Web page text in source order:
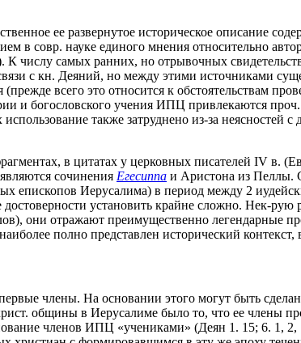
ее развернутое историческое описание
в совр. науке единого мнения относительно
К числу самых ранних, но отрывочных
с кн. Деяний, но между этими источниками
всего это относится к обстоятельствам
и богословского учения ИПЦ привлекаются
также затруднено из-за неясностей
в цитатах у церковных писателей IV в.
сочинения Егесиппа и Аристона из Пеллы.
епископов Иерусалима) в период между 2
достоверности установить крайне сложно. Нек-
они отражают преимущественно легендарные
полно представлен исторический
члены. На основании этого могут быть
общины в Иерусалиме было то, что ее члены
членов ИПЦ «учениками» (Деян 1. 15; 6. 1, 2,